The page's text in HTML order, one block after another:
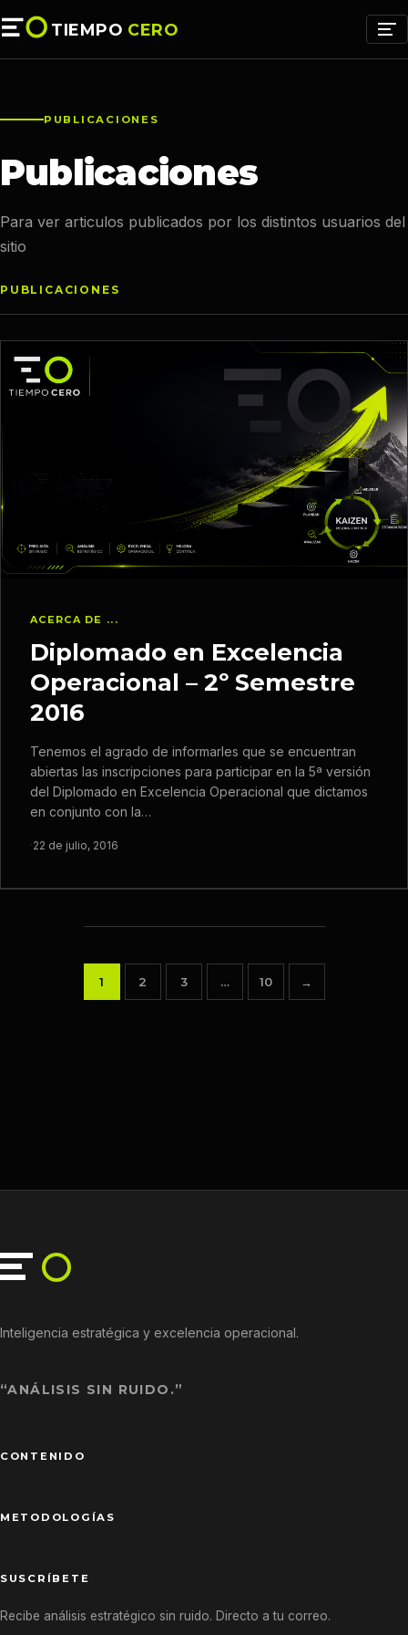
TIEMPO CERO
PUBLICACIONES
Publicaciones
Para ver articulos publicados por los distintos usuarios del
sitio
PUBLICACIONES
ACERCA DE ...
Diplomado en Excelencia
Operacional – 2º Semestre
2016
Tenemos el agrado de informarles que se encuentran
abiertas las inscripciones para participar en la 5ª versión
del Diplomado en Excelencia Operacional que dictamos
en conjunto con la…
·22 de julio, 2016
Paginación
1 2 3 … 10 →
Inteligencia estratégica y excelencia operacional.
“ANÁLISIS SIN RUIDO.”
CONTENIDO
METODOLOGÍAS
SUSCRÍBETE
Recibe análisis estratégico sin ruido. Directo a tu correo.